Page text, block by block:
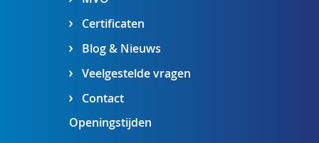
Certificaten
Blog & Nieuws
Veelgestelde vragen
Contact
Openingstijden